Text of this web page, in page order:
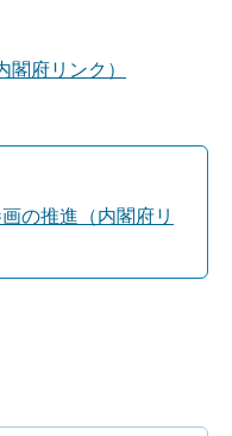
閣府リンク）
の推進（内閣府リ